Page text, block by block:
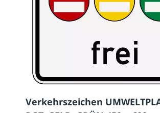
Verkehrszeichen